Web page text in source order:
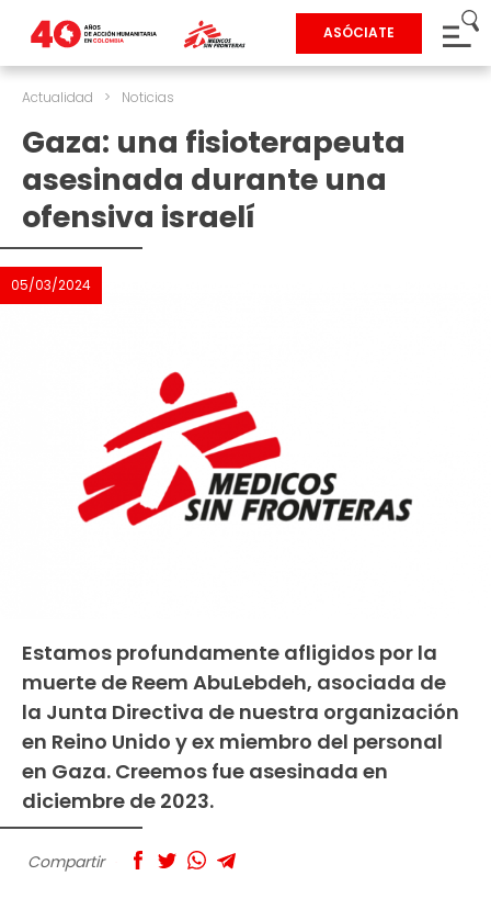
ASÓCIATE
Actualidad > Noticias
Gaza: una fisioterapeuta
asesinada durante una
ofensiva israelí
05/03/2024
Estamos profundamente afligidos por la
muerte de Reem AbuLebdeh, asociada de
la Junta Directiva de nuestra organización
en Reino Unido y ex miembro del personal
en Gaza. Creemos fue asesinada en
diciembre de 2023.
Compartir